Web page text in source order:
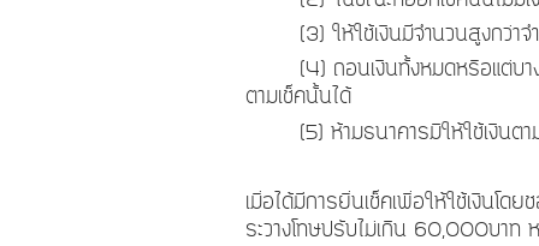
(3) ให้ใช้เงินมีจำนวนสูงกว่
(4) ถอนเงินทั้งหมดหรือแต่บา
ตามเช็คนั้นได้
(5) ห้ามธนาคารมิให้ใช้เงินต
เมื่อได้มีการยื่นเช็คเพื่อให้ใช้เงินโด
ระวางโทษปรับไม่เกิน 60,000บาท